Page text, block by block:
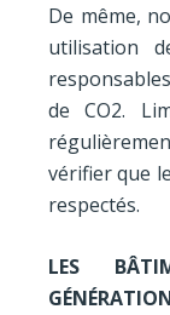
De même,
utilisation
de CO2.
vérifier que
respectés.
LES